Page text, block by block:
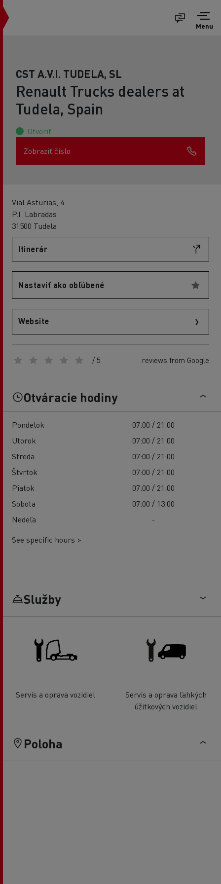
Menu
CST A.V.I. TUDELA, SL
Renault Trucks dealers at
Tudela, Spain
Otvoriť
Zobraziť číslo
Vial Asturias, 4
P.I. Labradas
31500 Tudela
Itinerár
Nastaviť ako obľúbené
Website
/ 5 reviews from Google
Otváracie hodiny
Pondelok
07:00 / 21:00
Utorok
07:00 / 21:00
Streda
07:00 / 21:00
Štvrtok
07:00 / 21:00
Piatok
07:00 / 21:00
Sobota
07:00 / 13:00
Nedeľa
-
See specific hours >
Služby
Servis a oprava vozidiel
Servis a oprava ľahkých
úžitkových vozidiel
Poloha